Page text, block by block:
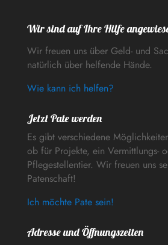
Wir sind auf Ihre Hilfe
Wir freuen uns über Geld- und
natürlich über helfende Hände.
Wie kann ich helfen?
Jetzt Pate werden
Es gibt verschiedene
ob für Projekte, ein Vermittlungs-
Pflegestellentier. Wir freuen uns
Patenschaft!
Ich möchte Pate sein!
Adresse und Öffnungszeiten